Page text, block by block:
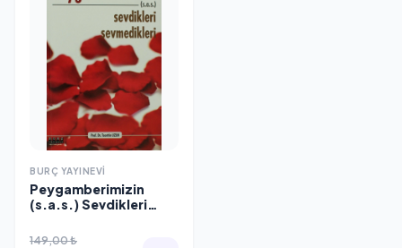
BURÇ YAYINEVI
Peygamberimizin
(s.a.s.) Sevdikleri
149,00 ₺